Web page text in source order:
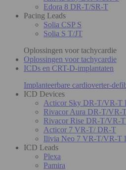
Edora 8 DR-T/SR-T
Pacing Leads
Solia CSP S
Solia S T/JT
Oplossingen voor tachycardie
Oplossingen voor tachycardie
ICDs en CRT-D-implantaten
Implanteerbare cardioverter-
ICD Devices
Acticor Sky DR-T/VR-T
Rivacor Aura DR-T/
Rivacor Rise DR-T/VR-
Acticor 7 VR-T/ DR-T
Ilivia Neo 7 VR-T/VR-T
ICD Leads
Plexa
Pamira